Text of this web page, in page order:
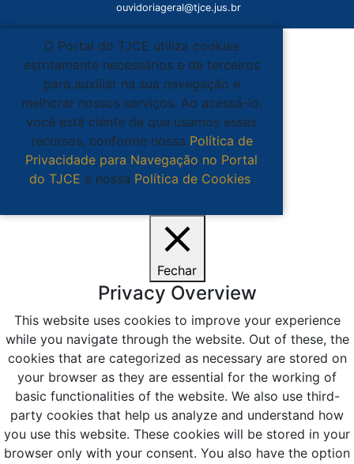
ouvidoriageral@tjce.jus.br
O Portal do TJCE utiliza cookies
estritamente necessários e de terceiros
para auxiliar na sua navegação e
melhorar nossos serviços. Ao acessá-lo,
você está ciente de que usamos esses
recursos, conforme nossa Política de
Privacidade para Navegação no Portal
do TJCE e nossa Política de Cookies.
Fechar
Privacy Overview
This website uses cookies to improve your experience
while you navigate through the website. Out of these, the
cookies that are categorized as necessary are stored on
your browser as they are essential for the working of
basic functionalities of the website. We also use third-
party cookies that help us analyze and understand how
you use this website. These cookies will be stored in your
browser only with your consent. You also have the option